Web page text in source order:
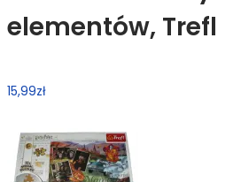
elementów, Trefl
15,99zł